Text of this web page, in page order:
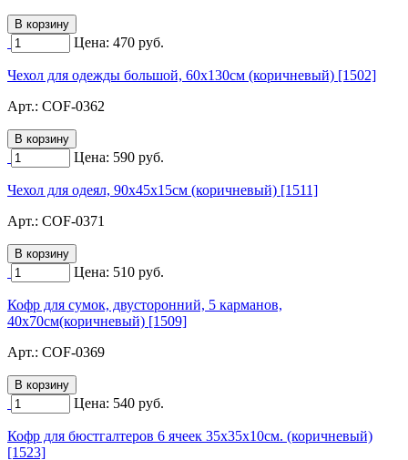
Цена: 470 руб.
Чехол для одежды большой, 60х130см (коричневый) [1502]
Арт.: COF-0362
Цена: 590 руб.
Чехол для одеял, 90х45х15см (коричневый) [1511]
Арт.: COF-0371
Цена: 510 руб.
Кофр для сумок, двусторонний, 5 карманов,
40х70см(коричневый) [1509]
Арт.: COF-0369
Цена: 540 руб.
Кофр для бюстгалтеров 6 ячеек 35х35х10см. (коричневый)
[1523]